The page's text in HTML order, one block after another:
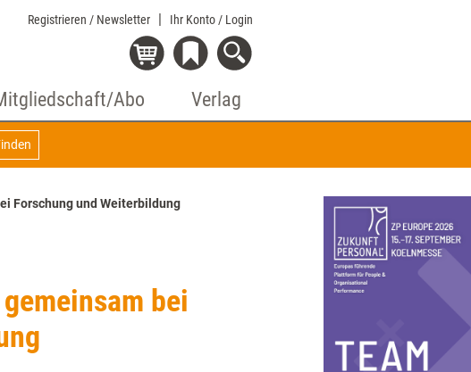
Registrieren / Newsletter Ihr Konto / Login
Abo Verlag
Forschung und Weiterbildung
bei